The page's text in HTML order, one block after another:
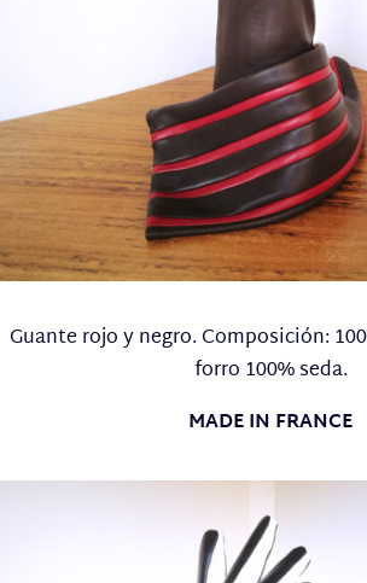
Guante rojo y negro. Composición:
forro 100% seda.
MADE IN FRANCE